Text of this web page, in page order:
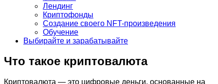
Лендинг
Криптофонды
Создание своего NFT-произведения
Обучение
Выбирайте и зарабатывайте
Что такое криптовалюта
Криптовалюта — это цифровые деньги, основанные на